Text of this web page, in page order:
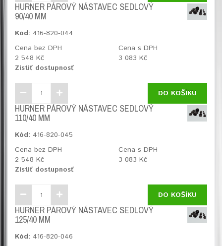
HURNER PÁROVÝ NÁSTAVEC SEDLOVÝ
90/40 MM
Kód: 416-820-044
Cena bez DPH
2 548 Kč
Cena s DPH
3 083 Kč
Zistiť dostupnosť
DO KOŠÍKU
HURNER PÁROVÝ NÁSTAVEC SEDLOVÝ
110/40 MM
Kód: 416-820-045
Cena bez DPH
2 548 Kč
Cena s DPH
3 083 Kč
Zistiť dostupnosť
DO KOŠÍKU
HURNER PÁROVÝ NÁSTAVEC SEDLOVÝ
125/40 MM
Kód: 416-820-046